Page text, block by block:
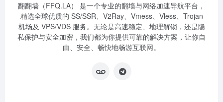
翻翻墙（FFQ.LA） 是一个专业的翻墙与网络加速导航平台，
精选全球优质的 SS/SSR、V2Ray、Vmess、Vless、Trojan
机场及 VPS/VDS 服务。无论是高速稳定、地理解锁，还是隐
私保护与安全加密，我们都为你提供可靠的解决方案，让你自
由、安全、畅快地畅游互联网。